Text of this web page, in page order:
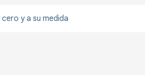
y a su medida